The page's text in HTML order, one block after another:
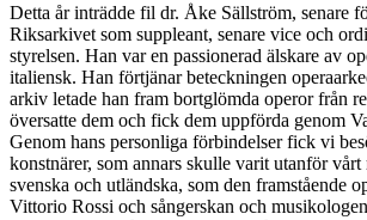
Detta år inträdde fil dr. Åke Sällström, senare
Riksarkivet som suppleant, senare vice och
styrelsen. Han var en passionerad älskare av
italiensk. Han förtjänar beteckningen
arkiv letade han fram bortglömda operor från
översatte dem och fick dem uppförda genom
Genom hans personliga förbindelser fick vi
konstnärer, som annars skulle varit utanför vårt
svenska och utländska, som den framstående
Vittorio Rossi och sångerskan och